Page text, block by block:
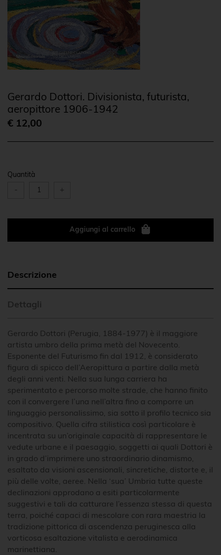
Gerardo Dottori. Divisionista, futurista,
aeropittore 1906-1942
€ 12,00
Quantità
- +
Aggiungi al carrello
Descrizione
Dettagli
Gerardo Dottori (Perugia, 1884-1977) è il maggiore
artista umbro della prima metà del Novecento.
Esponente del Futurismo fin dal 1912, è considerato
figura di spicco dell’Aeropittura a partire dalla metà
degli anni venti. Nella sua lunga carriera ha
sperimentato e percorso molte strade, che hanno finito
con il convergere l’una nell’altra fino a comporre un
linguaggio personalissimo, sia sotto il profilo tecnico sia
compositivo. Quella cifra stilistica così particolare è
incentrata su un’originale capacità di rappresentare le
vedute urbane e il paesaggio, soggetti ai quali Dottori è
in grado d’imprimere uno straordinario dinamismo,
esaltato da visioni ascensionali, sincretiche, distorte e, il
più delle volte, aeree. Nella ‘sua’ Umbria tutte queste
declinazioni approdano a esiti particolarmente
suggestivi e tali da catturare l’essenza stessa di questa
terra, poiché capaci di mescolare con rara maestria la
tradizione pittorica di ascendenza peruginesca alla
vorticosa esaltazione vitalista e aerodinamica
marinettiana.